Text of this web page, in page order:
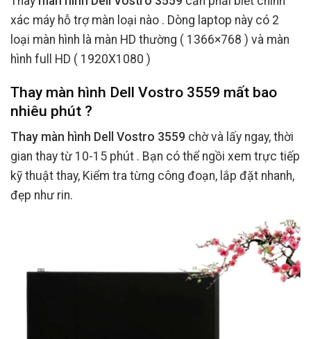
xác máy hỗ trợ màn loại nào . Dòng laptop này có 2
loại màn hình là màn HD thường ( 1366×768 ) và màn
hình full HD ( 1920X1080 )
Thay màn hình Dell Vostro 3559 mất bao
nhiêu phút ?
Thay màn hình Dell Vostro 3559 chờ và lấy ngay, thời
gian thay từ 10-15 phút . Bạn có thể ngồi xem trực tiếp
kỹ thuật thay, Kiểm tra từng công đoạn, lắp đặt nhanh,
đẹp như rin.